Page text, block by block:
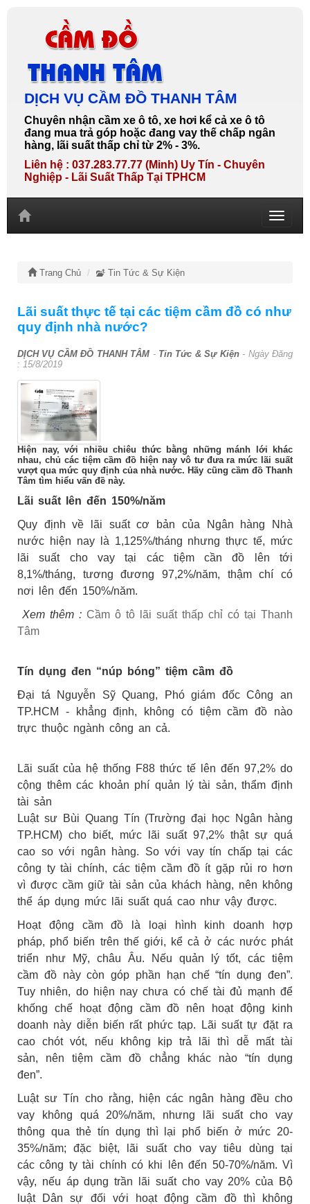
DỊCH VỤ CẦM ĐỒ THANH TÂM
Chuyên nhận cầm xe ô tô, xe hơi kể cả xe ô tô
đang mua trả góp hoặc đang vay thế chấp ngân
hàng, lãi suất thấp chỉ từ 2% - 3%.
Liên hệ : 037.283.77.77 (Minh) Uy Tín - Chuyên
Nghiệp - Lãi Suất Thấp Tại TPHCM
Toggle
Trang Chủ Tin Tức & Sự Kiện
Lãi suất thực tế tại các tiệm cầm đồ có như
quy định nhà nước?
DỊCH VỤ CẦM ĐỒ THANH TÂM - Tin Tức & Sự Kiện- Ngày Đăng
: 15/8/2019
Hiện nay, với nhiều chiêu thức bằng những mánh lới khác
nhau, chủ các tiệm cầm đồ hiện nay vô tư đưa ra mức lãi suất
vượt qua mức quy định của nhà nước. Hãy cũng cầm đồ Thanh
Tâm tìm hiểu vấn đề này.
Lãi suất lên đến 150%/năm
Quy định về lãi suất cơ bản của Ngân hàng Nhà
nước hiện nay là 1,125%/tháng nhưng thực tế, mức
lãi suất cho vay tại các tiệm cần đồ lên tới
8,1%/tháng, tương đương 97,2%/năm, thậm chí có
nơi lên đến 150%/năm.
Xem thêm : Cầm ô tô lãi suất thấp chỉ có tại Thanh
Tâm
Tín dụng đen “núp bóng” tiệm cầm đồ
Đại tá Nguyễn Sỹ Quang, Phó giám đốc Công an
TP.HCM - khẳng định, không có tiệm cầm đồ nào
trực thuộc ngành công an cả.
Lãi suất của hệ thống F88 thức tế lên đến 97,2% do
cộng thêm các khoản phí quản lý tài sản, thẩm định
tài sản
Luật sư Bùi Quang Tín (Trường đại học Ngân hàng
TP.HCM) cho biết, mức lãi suất 97,2% thật sự quá
cao so với ngân hàng. So với vay tín chấp tại các
công ty tài chính, các tiệm cầm đồ ít gặp rủi ro hơn
vì được cầm giữ tài sản của khách hàng, nên không
thể áp dụng mức lãi suất quá cao như vậy được.
Hoạt động cầm đồ là loại hình kinh doanh hợp
pháp, phổ biến trên thế giới, kể cả ở các nước phát
triển như Mỹ, châu Âu. Nếu quản lý tốt, các tiệm
cầm đồ này còn góp phần hạn chế “tín dụng đen”.
Tuy nhiên, do hiện nay chưa có chế tài đủ mạnh để
khống chế hoạt động cầm đồ nên hoạt động kinh
doanh này diễn biến rất phức tạp. Lãi suất tự đặt ra
cao chót vót, nếu không kịp trả lãi thì dễ mất tài
sản, nên tiệm cầm đồ chẳng khác nào “tín dụng
đen”.
Luật sư Tín cho rằng, hiện các ngân hàng đều cho
vay không quá 20%/năm, nhưng lãi suất cho vay
thông qua thẻ tín dụng thì lại phổ biến ở mức 20-
35%/năm; đặc biệt, lãi suất cho vay tiêu dùng tại
các công ty tài chính có khi lên đến 50-70%/năm. Vì
vậy, nếu áp dụng trần lãi suất cho vay 20% của Bộ
luật Dân sự đối với hoạt động cầm đồ thì không